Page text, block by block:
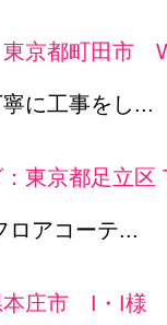
京都町田市
に工事をし...
東京都足立区
ロアコーテ...
本庄市 I・I様